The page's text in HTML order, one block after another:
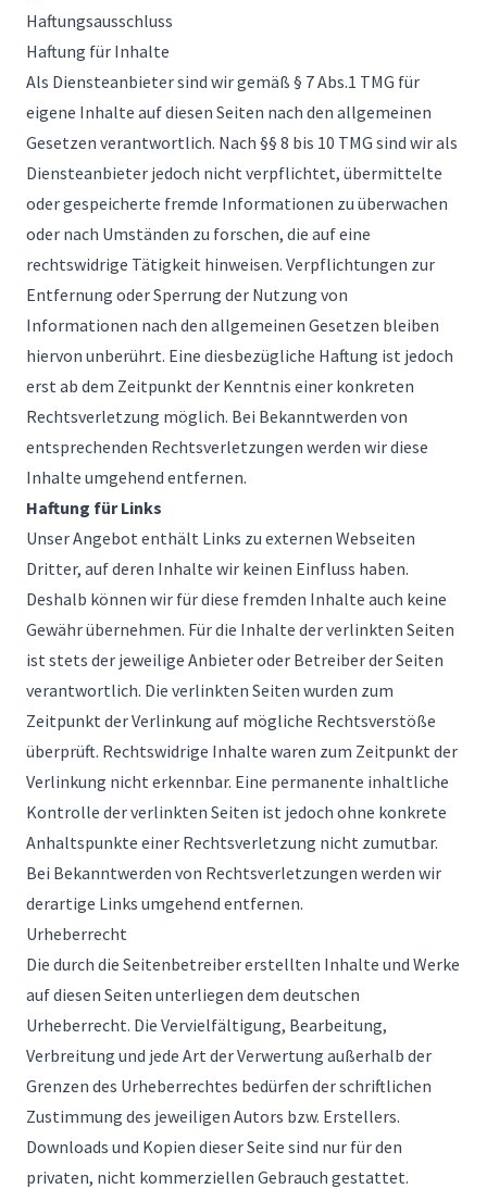
Haftungsausschluss
Haftung für Inhalte
Als Diensteanbieter sind wir gemäß § 7 Abs.1 TMG für
eigene Inhalte auf diesen Seiten nach den allgemeinen
Gesetzen verantwortlich. Nach §§ 8 bis 10 TMG sind wir als
Diensteanbieter jedoch nicht verpflichtet, übermittelte
oder gespeicherte fremde Informationen zu überwachen
oder nach Umständen zu forschen, die auf eine
rechtswidrige Tätigkeit hinweisen. Verpflichtungen zur
Entfernung oder Sperrung der Nutzung von
Informationen nach den allgemeinen Gesetzen bleiben
hiervon unberührt. Eine diesbezügliche Haftung ist jedoch
erst ab dem Zeitpunkt der Kenntnis einer konkreten
Rechtsverletzung möglich. Bei Bekanntwerden von
entsprechenden Rechtsverletzungen werden wir diese
Inhalte umgehend entfernen.
Haftung für Links
Unser Angebot enthält Links zu externen Webseiten
Dritter, auf deren Inhalte wir keinen Einfluss haben.
Deshalb können wir für diese fremden Inhalte auch keine
Gewähr übernehmen. Für die Inhalte der verlinkten Seiten
ist stets der jeweilige Anbieter oder Betreiber der Seiten
verantwortlich. Die verlinkten Seiten wurden zum
Zeitpunkt der Verlinkung auf mögliche Rechtsverstöße
überprüft. Rechtswidrige Inhalte waren zum Zeitpunkt der
Verlinkung nicht erkennbar. Eine permanente inhaltliche
Kontrolle der verlinkten Seiten ist jedoch ohne konkrete
Anhaltspunkte einer Rechtsverletzung nicht zumutbar.
Bei Bekanntwerden von Rechtsverletzungen werden wir
derartige Links umgehend entfernen.
Urheberrecht
Die durch die Seitenbetreiber erstellten Inhalte und Werke
auf diesen Seiten unterliegen dem deutschen
Urheberrecht. Die Vervielfältigung, Bearbeitung,
Verbreitung und jede Art der Verwertung außerhalb der
Grenzen des Urheberrechtes bedürfen der schriftlichen
Zustimmung des jeweiligen Autors bzw. Erstellers.
Downloads und Kopien dieser Seite sind nur für den
privaten, nicht kommerziellen Gebrauch gestattet.